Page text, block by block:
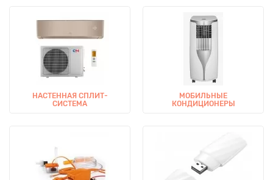
НАСТЕННАЯ СПЛИТ-
СИСТЕМА
МОБИЛЬНЫЕ
КОНДИЦИОНЕРЫ